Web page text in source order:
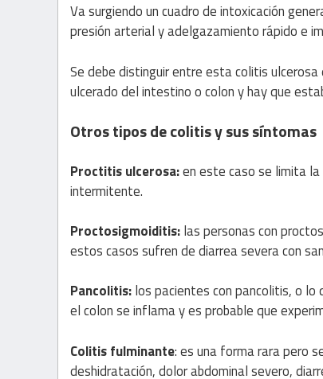
Va surgiendo un cuadro de intoxicación
presión arterial y adelgazamiento rápido e
Se debe distinguir entre esta colitis
ulcerado del intestino o colon y hay que
Otros tipos de colitis y sus síntomas
Proctitis ulcerosa:en este caso se limita
intermitente.
Proctosigmoiditis:las personas con
estos casos sufren de diarrea severa con
Pancolitis:los pacientes con pancolitis, o lo
el colon se inflama y es probable que
Colitis fulminante: es una forma rara pero
deshidratación, dolor abdominal severo,